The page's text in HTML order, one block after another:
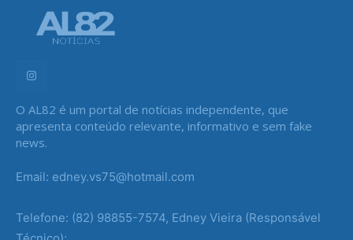
O AL82 é um portal de notícias independente, que
apresenta conteúdo relevante, informativo e sem fake
news.
Email: edney.vs75@hotmail.com
Telefone: (82) 98855-7574, Edney Vieira (Responsável